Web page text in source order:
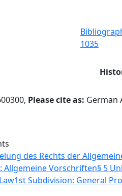
1035
Please cite as: German
des Rechts der
Allgemeine Vorschriften§ 5
1st Subdivision: General